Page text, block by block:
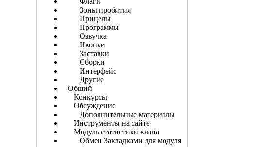
Зоны пробития
Прицелы
Программы
Озвучка
Иконки
Заставки
Сборки
Интерфейс
Другие
Общий
Конкурсы
Обсуждение
Дополнительные материалы
Инструменты на сайте
Модуль статистики клана
Обмен Закладками для модуля